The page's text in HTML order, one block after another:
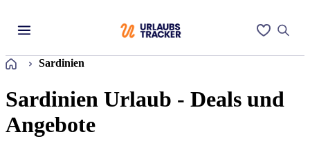
Startseite
Sardinien
Sardinien Urlaub - Deals und
Angebote